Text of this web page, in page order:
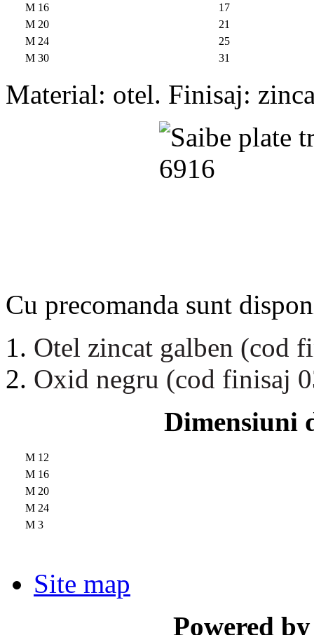
M 16
17
M 20
21
M 24
25
M 30
31
Material: otel. Finisaj:
Cu precomanda sunt
Otel zincat galben (cod
Oxid negru (cod finisaj
Dimensiuni
M 12
M 16
M 20
M 24
M 3
Site map
Powered by